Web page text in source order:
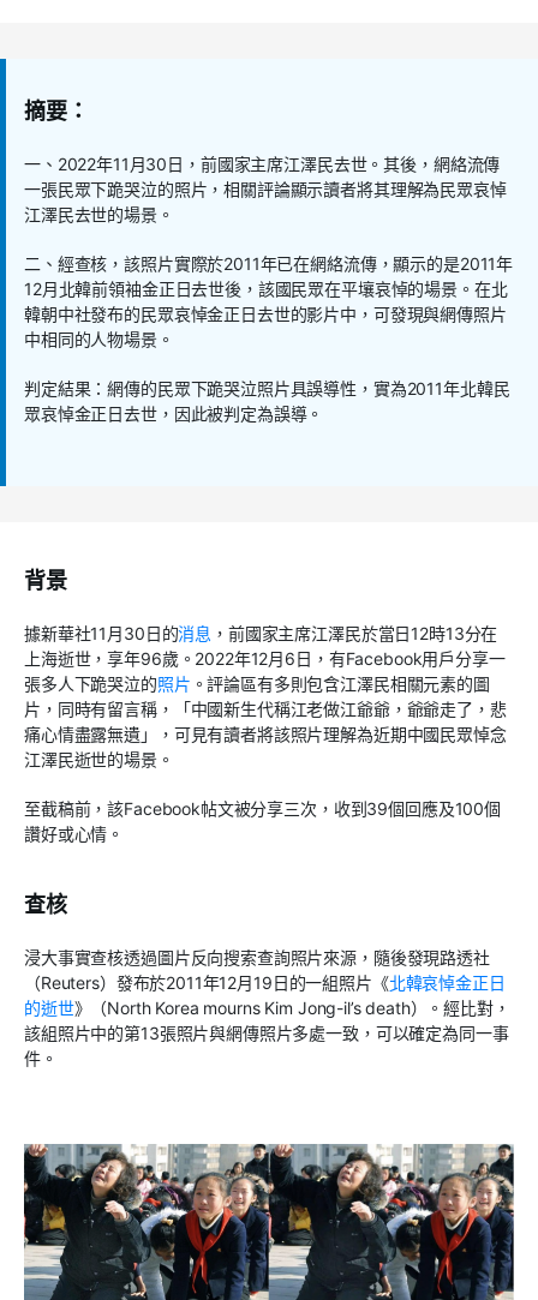
摘要：
一、2022年11月30日，前國家主席江澤民去世。其後，網絡流傳
一張民眾下跪哭泣的照片，相關評論顯示讀者將其理解為民眾哀悼
江澤民去世的場景。
二、經查核，該照片實際於2011年已在網絡流傳，顯示的是2011年
12月北韓前領袖金正日去世後，該國民眾在平壤哀悼的場景。在北
韓朝中社發布的民眾哀悼金正日去世的影片中，可發現與網傳照片
中相同的人物場景。
判定結果：網傳的民眾下跪哭泣照片具誤導性，實為2011年北韓民
眾哀悼金正日去世，因此被判定為誤導。
背景
據新華社11 月30日的消息 ，前國家主席江澤民於當日12時13分在
上海逝世，享年96歲。 2022年12月6日，有Facebook用戶分享一
張多人下跪哭泣的照片 。評論區有多則包含江澤民相關元素的圖
片，同時有留言稱，「中國新生代稱江老做江爺爺，爺爺走了，悲
痛心情盡露無遺」，可見有讀者將該照片理解為近期中國民眾悼念
江澤民逝世的場景。
至截稿前，該Facebook帖文被分享三次，收到39個回應及100個
讚好或心情。
查核
浸大事實查核透過圖片反向搜索查詢照片來源，隨後發現路透社
（Reuters）發布於2011年12月19日的一組照片《北韓哀悼金正日
的逝世》（North Korea mourns Kim Jong-il’s death）。經比對，
該組照片中的第13張照片與網傳照片多處一致，可以確定為同一事
件。